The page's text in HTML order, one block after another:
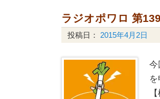
ラジオポワロ 第
投稿日： 2015年4月2日
今